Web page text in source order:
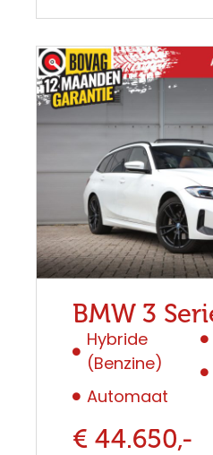
BMW 3
Hybride
(Benzine)
Automaat
€ 44.650,-